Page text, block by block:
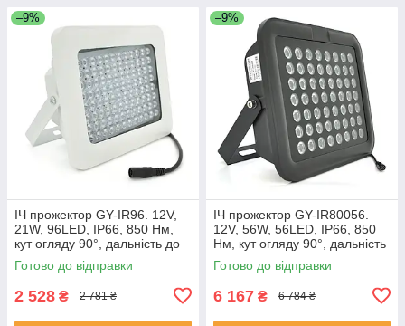
–9%
ІЧ прожектор GY-IR96. 12V,
21W, 96LED, IP66, 850 Нм,
кут огляду 90°, дальність до
80 м. ЕКОБОКС
Готово до відправки
2 528 ₴ 2 781 ₴
–9%
ІЧ прожектор GY-IR80056.
12V, 56W, 56LED, IP66, 850
Нм, кут огляду 90°, дальність
до 200 м. ЕКОБОКС
Готово до відправки
6 167 ₴ 6 784 ₴